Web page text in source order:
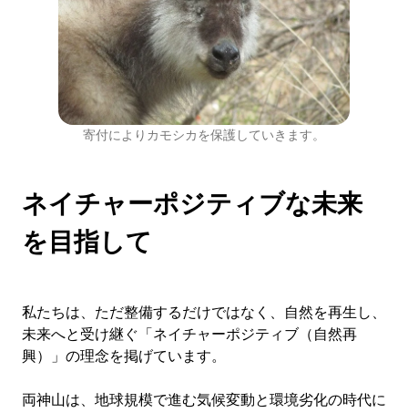
寄付によりカモシカを保護していきます。
ネイチャーポジティブな未来
を目指して
私たちは、ただ整備するだけではなく、自然を再生し、
未来へと受け継ぐ「ネイチャーポジティブ（自然再
興）」の理念を掲げています。
両神山は、地球規模で進む気候変動と環境劣化の時代に